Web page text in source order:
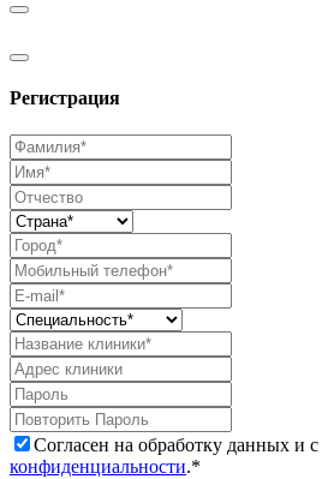
Регистрация
Согласен на обработку данных и с
конфиденциальности.*